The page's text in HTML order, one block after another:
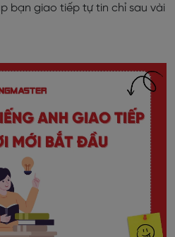
bạn giao tiếp tự tin chỉ sau vài